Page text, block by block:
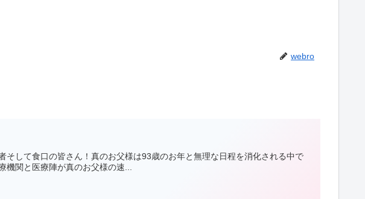
webro
して食口の皆さん！真のお父様は93歳のお年と無理な日程を消化される中で
関と医療陣が真のお父様の速...